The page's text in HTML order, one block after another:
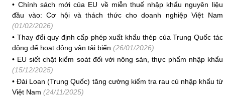
• Chính sách mới của EU về miễn thuế nhập khẩu nguyên liệu
đầu vào: Cơ hội và thách thức cho doanh nghiệp Việt Nam
(01/02/2026)
•Thay đổi quy định cấp phép xuất khẩu thép của Trung Quốc tác
động đế hoạt động vận tải biển (26/01/2026)
• EU siết chặt kiểm soát đối với nông sản, thực phẩm nhập khẩu
(15/12/2025)
•Đài Loan (Trung Quốc) tăng cường kiểm tra rau củ nhập khẩu từ
Việt Nam (24/11/2025)